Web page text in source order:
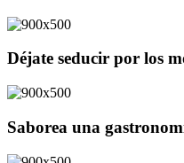
Déjate seducir por los
Saborea una